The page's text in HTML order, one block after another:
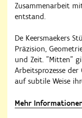
Zusammenarbeit
entstand.
De Keersmaekers
Präzision,
und Zeit. "Mitten"
Arbeitsprozesse
auf subtile Weise
Mehr